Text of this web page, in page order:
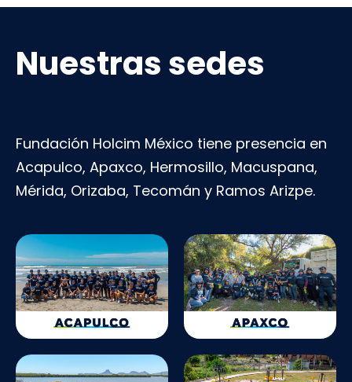
Nuestras sedes
Fundación Holcim México tiene presencia en
Acapulco, Apaxco, Hermosillo, Macuspana,
Mérida, Orizaba, Tecomán y Ramos Arizpe.